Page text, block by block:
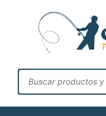
contenido
Búsqueda
de
productos